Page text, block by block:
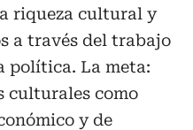
riqueza cultural y
a través del trabajo
política. La meta:
culturales como
y de